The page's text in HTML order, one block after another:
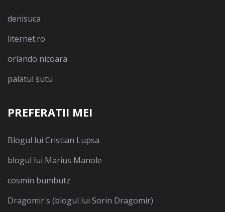
denisuca
liternet.ro
orlando nicoara
palatul sutu
PREFERATII MEI
Blogul lui Cristian Lupsa
blogul lui Marius Manole
cosmin bumbutz
Dragomir's (blogul lui Sorin Dragomir)